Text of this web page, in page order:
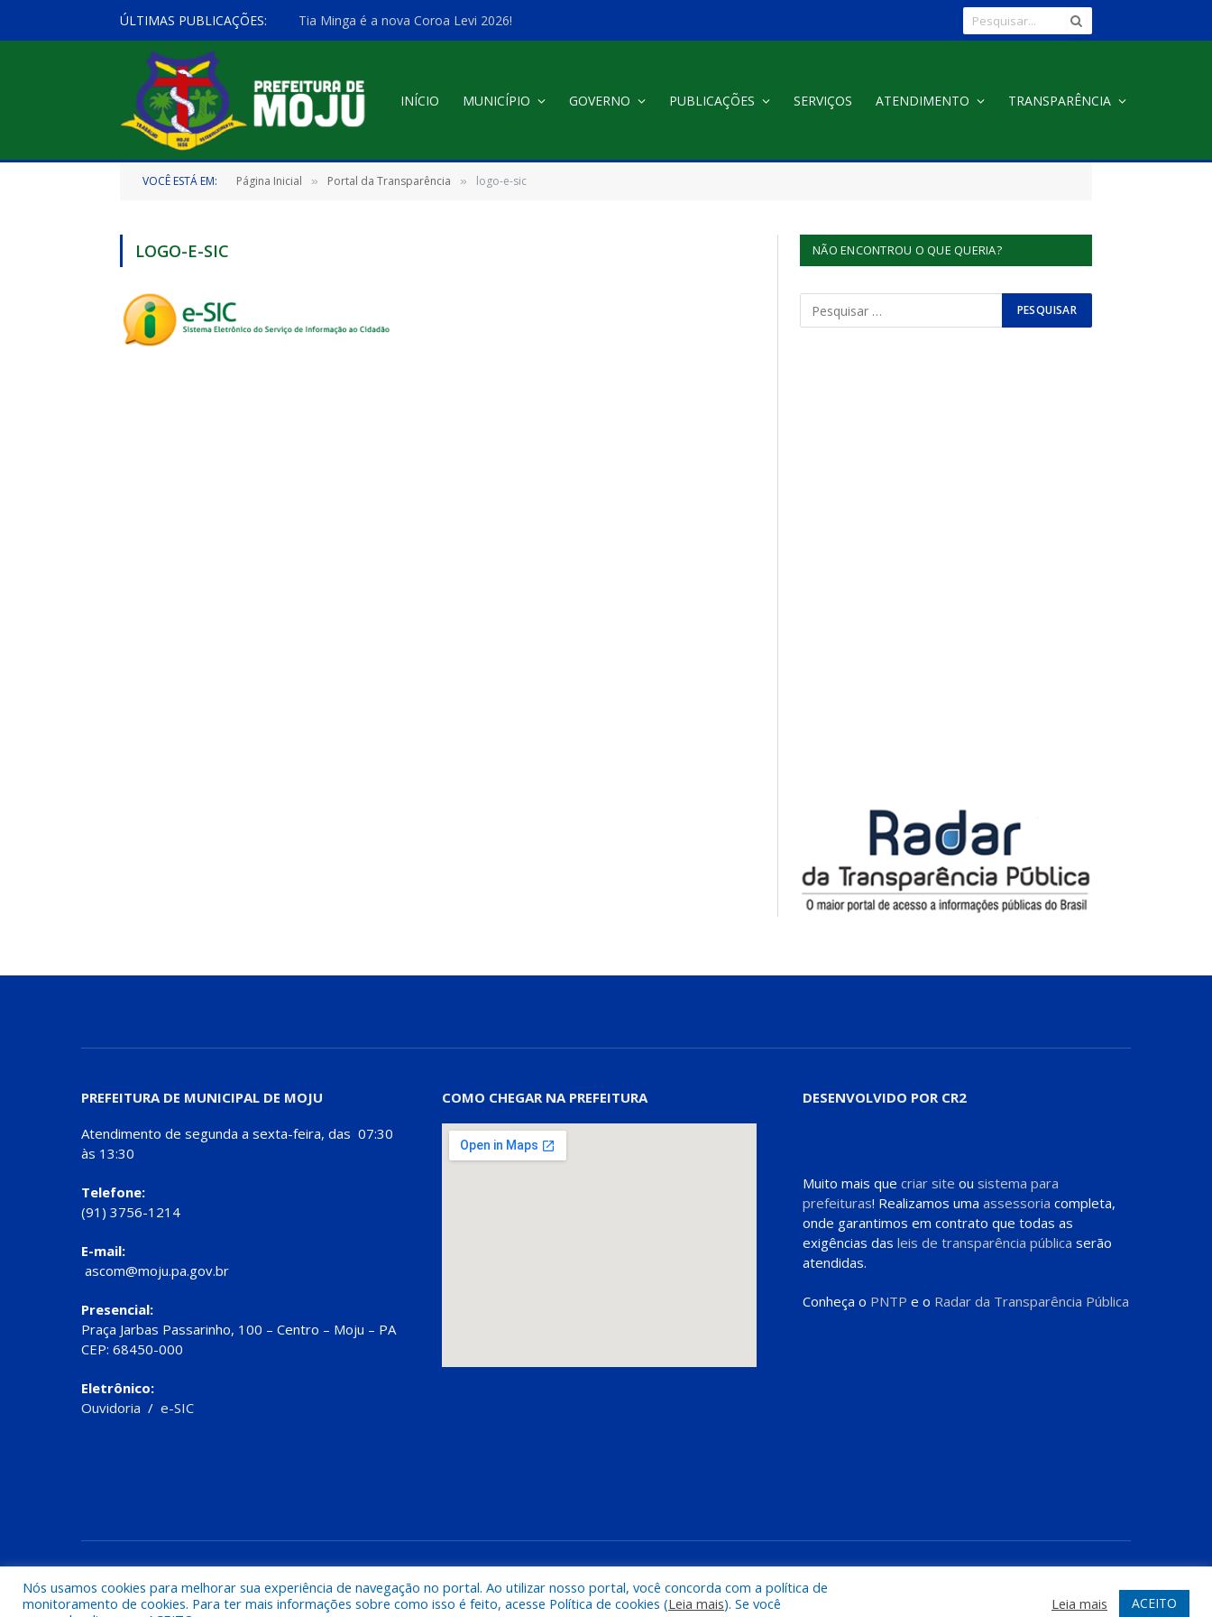
ÚLTIMAS PUBLICAÇÕES: Tia Minga é a nova Coroa Levi 2026!
INÍCIO MUNICÍPIO GOVERNO PUBLICAÇÕES SERVIÇOS ATENDIMENTO TRANSPARÊNCIA
VOCÊ ESTÁ EM: Página Inicial » Portal da Transparência » logo-e-sic
LOGO-E-SIC NÃO ENCONTROU O QUE QUERIA?
PREFEITURA DE MUNICIPAL DE MOJU
Atendimento de segunda a sexta-feira, das 07:30
às 13:30
Telefone:
(91) 3756-1214
E-mail:
ascom@moju.pa.gov.br
Presencial:
Praça Jarbas Passarinho, 100 – Centro – Moju – PA
CEP: 68450-000
Eletrônico:
Ouvidoria / e-SIC
COMO CHEGAR NA PREFEITURA DESENVOLVIDO POR CR2
Muito mais que criar site ou sistema para
prefeituras! Realizamos uma assessoria completa,
onde garantimos em contrato que todas as
exigências das leis de transparência pública serão
atendidas.
Conheça o PNTP e o Radar da Transparência Pública
Nós usamos cookies para melhorar sua experiência de navegação no portal. Ao utilizar nosso portal, você concorda com a política de
monitoramento de cookies. Para ter mais informações sobre como isso é feito, acesse Política de cookies (Leia mais). Se você
Leia mais ACEITO